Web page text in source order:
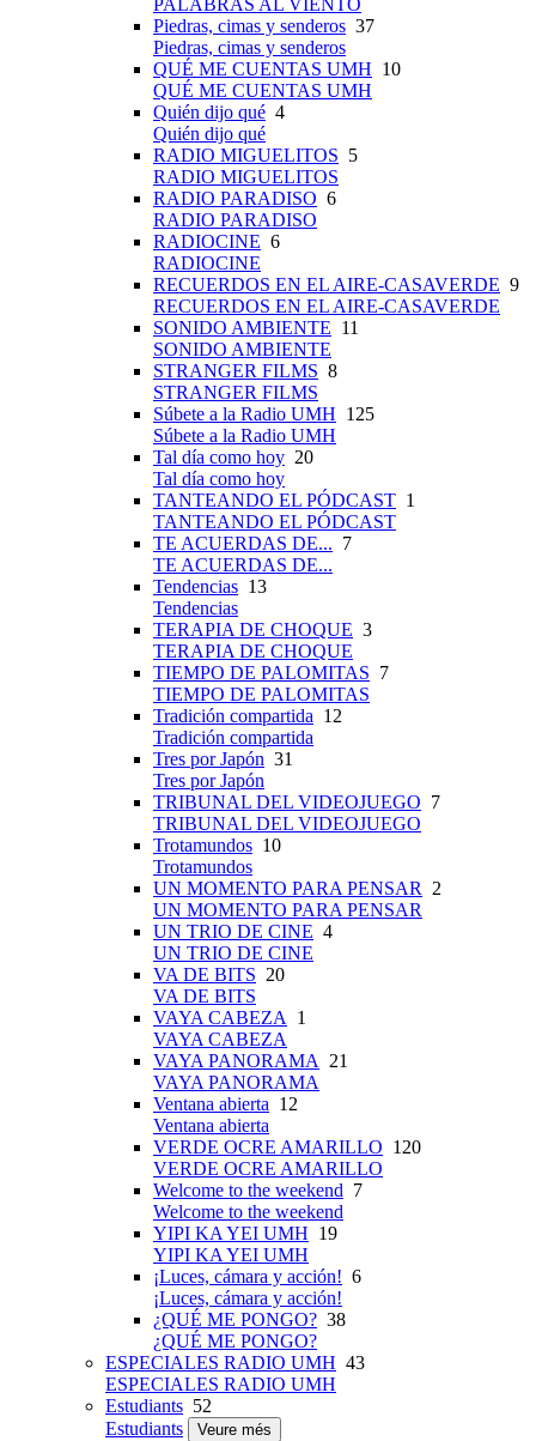
PALABRAS AL VIENTO
Piedras, cimas y senderos 37
Piedras, cimas y senderos
QUÉ ME CUENTAS UMH 10
QUÉ ME CUENTAS UMH
Quién dijo qué 4
Quién dijo qué
RADIO MIGUELITOS 5
RADIO MIGUELITOS
RADIO PARADISO 6
RADIO PARADISO
RADIOCINE 6
RADIOCINE
RECUERDOS EN EL AIRE-CASAVERDE 9
RECUERDOS EN EL AIRE-CASAVERDE
SONIDO AMBIENTE 11
SONIDO AMBIENTE
STRANGER FILMS 8
STRANGER FILMS
Súbete a la Radio UMH 125
Súbete a la Radio UMH
Tal día como hoy 20
Tal día como hoy
TANTEANDO EL PÓDCAST 1
TANTEANDO EL PÓDCAST
TE ACUERDAS DE... 7
TE ACUERDAS DE...
Tendencias 13
Tendencias
TERAPIA DE CHOQUE 3
TERAPIA DE CHOQUE
TIEMPO DE PALOMITAS 7
TIEMPO DE PALOMITAS
Tradición compartida 12
Tradición compartida
Tres por Japón 31
Tres por Japón
TRIBUNAL DEL VIDEOJUEGO 7
TRIBUNAL DEL VIDEOJUEGO
Trotamundos 10
Trotamundos
UN MOMENTO PARA PENSAR
2
UN MOMENTO PARA PENSAR
UN TRIO DE CINE 4
UN TRIO DE CINE
VA DE BITS 20
VA DE BITS
VAYA CABEZA
1
VAYA CABEZA
VAYA PANORAMA
21
VAYA PANORAMA
Ventana abierta 12
Ventana abierta
VERDE OCRE AMARILLO 120
VERDE OCRE AMARILLO
Welcome to the weekend 7
Welcome to the weekend
YIPI KA YEI UMH 19
YIPI KA YEI UMH
¡Luces, cámara y acción! 6
¡Luces, cámara y acción!
¿QUÉ ME PONGO? 38
¿QUÉ ME PONGO?
ESPECIALES RADIO UMH 43
ESPECIALES RADIO UMH
Estudiants 52
Estudiants
Veure més